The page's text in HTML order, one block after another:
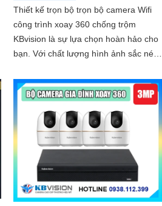
Thiết kế trọn bộ trọn bộ camera Wifi
công trình xoay 360 chống trộm
KBvision là sự lựa chọn hoàn hảo cho
bạn. Với chất lượng hình ảnh sắc nét